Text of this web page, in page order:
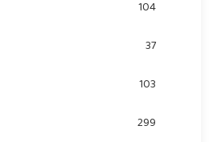
104
37
103
299